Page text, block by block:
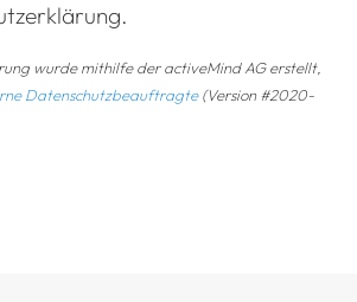
wurde mithilfe der activeMind AG erstellt,
Datenschutzbeauftragte(Version #2020-